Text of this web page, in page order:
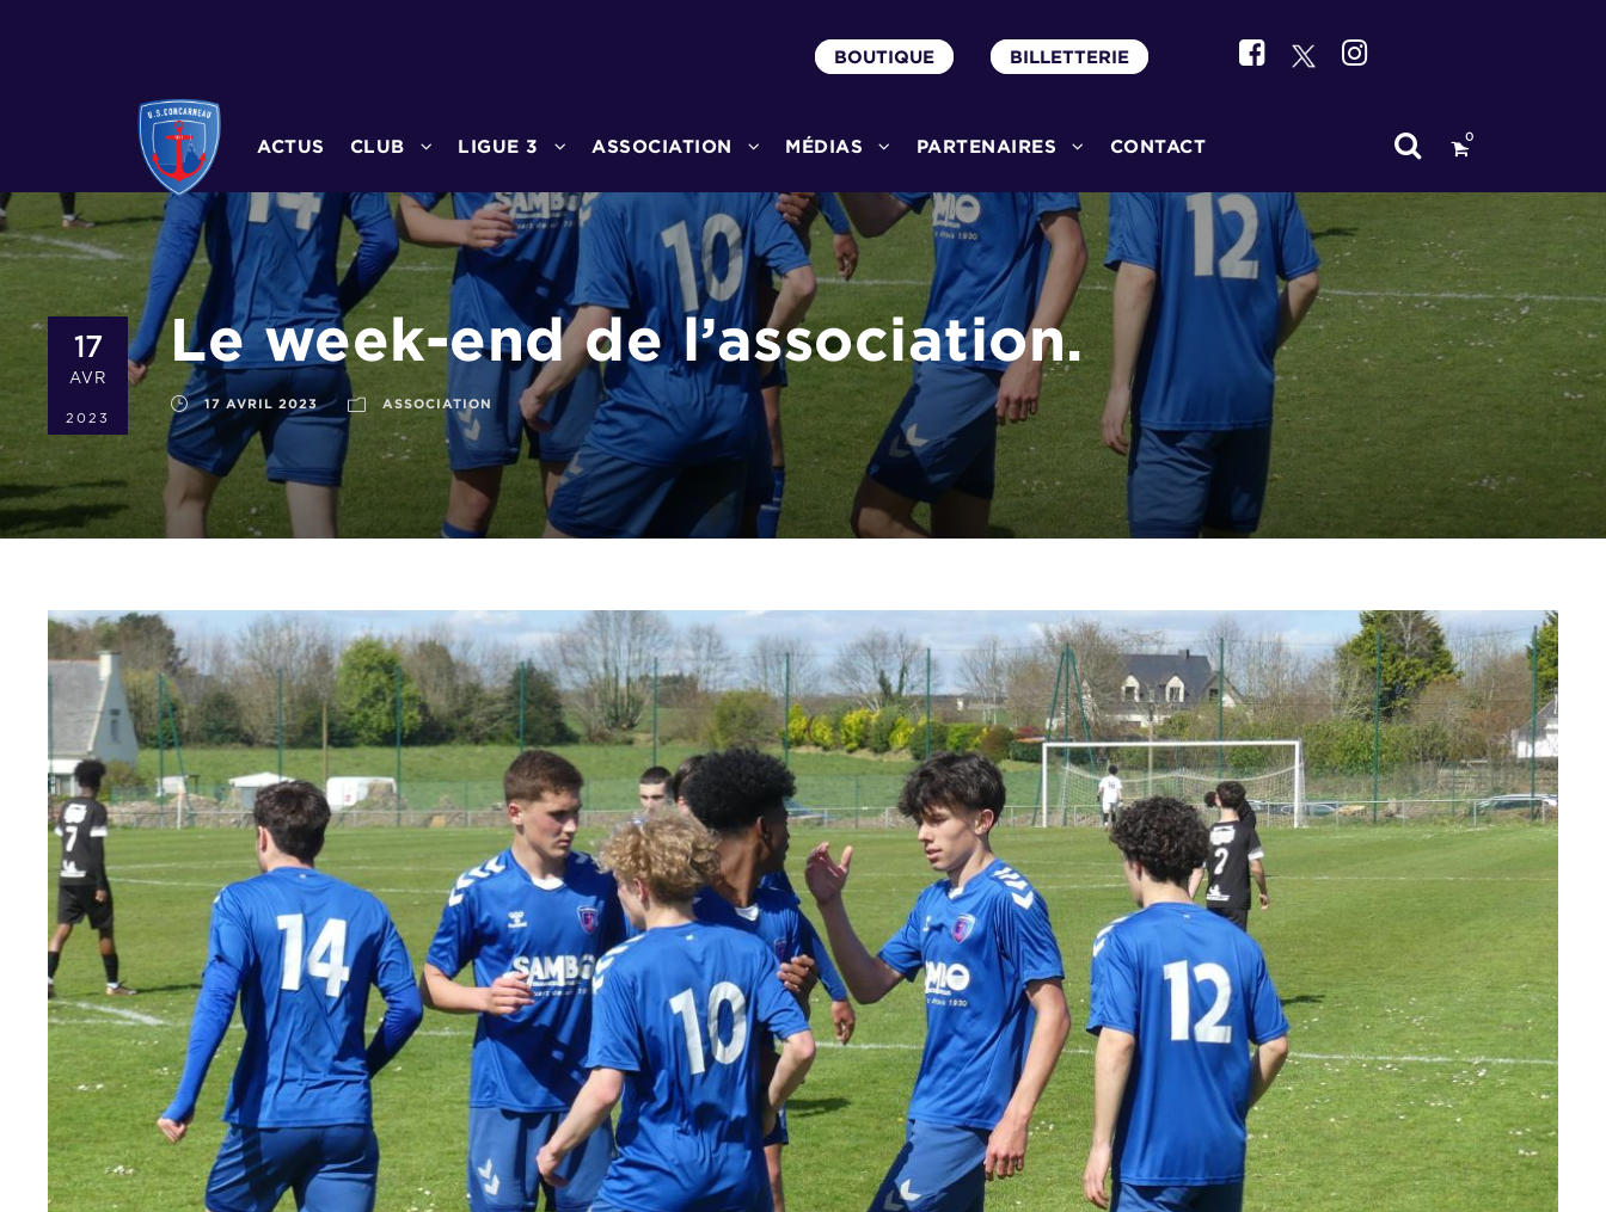
BOUTIQUE BILLETTERIE
ACTUS CLUB LIGUE 3 ASSOCIATION MÉDIAS PARTENAIRES CONTACT 0
17
AVR
2023
Le week-end de l’association.
17 AVRIL 2023 ASSOCIATION